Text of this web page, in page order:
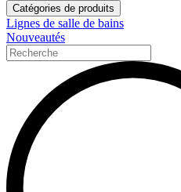
Catégories de produits
Lignes de salle de bains
Nouveautés